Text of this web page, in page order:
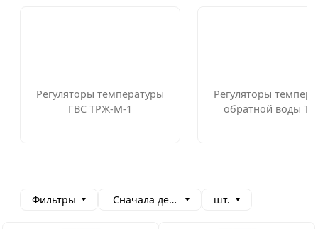
Регуляторы температуры
ГВС ТРЖ-М-1
Регуляторы
обратной воды
Фильтры Сначала дешевые шт.